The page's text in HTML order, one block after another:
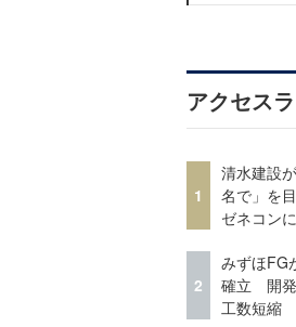
アクセス
1
清水建設
名で」を
ゼネコン
2
みずほFG
確立 開発
工数短縮